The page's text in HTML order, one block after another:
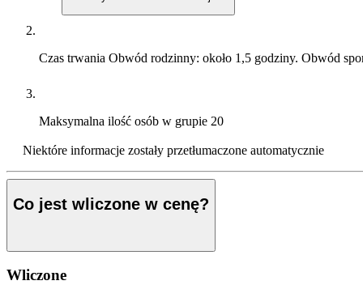
Czas trwania Obwód rodzinny: około 1,5 godziny. Obwód
Maksymalna ilość osób w grupie 20
Niektóre informacje zostały przetłumaczone automatycznie
Co jest wliczone w cenę?
Wliczone